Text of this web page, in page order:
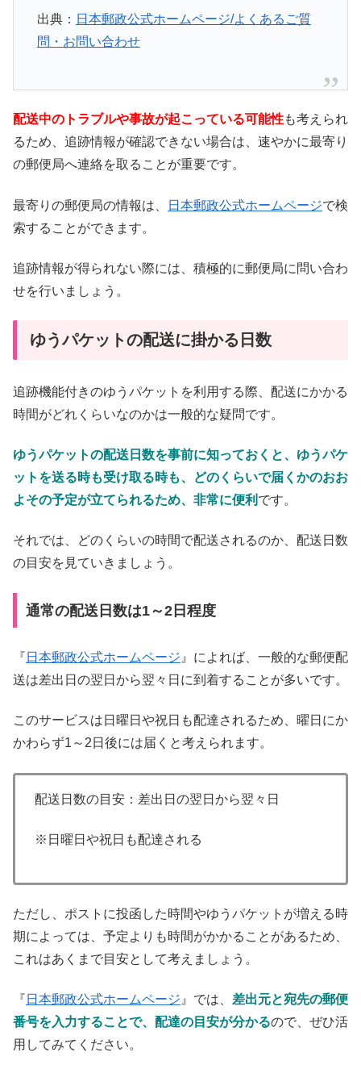
出典： 日本郵政公式ホームページ/よくあるご質
問・お問い合わせ
配送中のトラブルや事故が起こっている可能性も考えられ
るため、追跡情報が確認できない場合は、速やかに最寄り
の郵便局へ連絡を取ることが重要です。
最寄りの郵便局の情報は、 日本郵政公式ホームページで検
索することができます。
追跡情報が得られない際には、積極的に郵便局に問い合わ
せを行いましょう。
ゆうパケットの配送に掛かる日数
追跡機能付きのゆうパケットを利用する際、配送にかかる
時間がどれくらいなのかは一般的な疑問です。
ゆうパケットの配送日数を事前に知っておくと、ゆうパケ
ットを送る時も受け取る時も、どのくらいで届くかのおお
よその予定が立てられるため、非常に便利 です。
それでは、どのくらいの時間で配送されるのか、配送日数
の目安を見ていきましょう。
通常の配送日数は1～2日程度
『 日本郵政公式ホームページ 』によれば、一般的な郵便配
送は差出日の翌日から翌々日に到着することが多いです。
このサービスは日曜日や祝日も配達されるため、曜日にか
かわらず1～2日後には届くと考えられます。
配送日数の目安：差出日の翌日から翌々日
※日曜日や祝日も配達される
ただし、ポストに投函した時間やゆうパケットが増える時
期によっては、予定よりも時間がかかることがあるため、
これはあくまで目安として考えましょう。
『 日本郵政公式ホームページ 』では、 差出元と宛先の郵便
番号を入力することで、配達の目安が分かるので、ぜひ活
用してみてください。